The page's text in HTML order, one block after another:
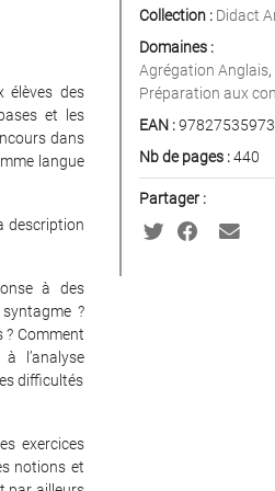
élèves des
et les
dans
langue
description
à des
?
Comment
l’analyse
difficultés
exercices
notions et
Collection : Didact
Domaines :
Agrégation Anglais,
Préparation aux
EAN :
Nb de pages :440
Partager :